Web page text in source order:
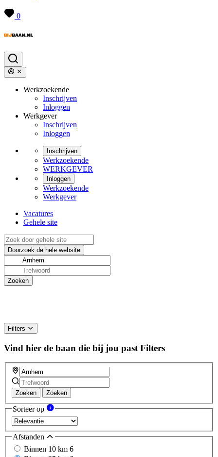
0
Werkzoekende
Inschrijven
Inloggen
Werkgever
Inschrijven
Inloggen
Inschrijven
Werkzoekende
WERKGEVER
Inloggen
Werkzoekende
Werkgever
Vacatures
Gehele site
Filters
Vind hier de baan die bij jou past Filters
Zoeken Zoeken
Sorteer op
Afstanden
Binnen 10 km 6